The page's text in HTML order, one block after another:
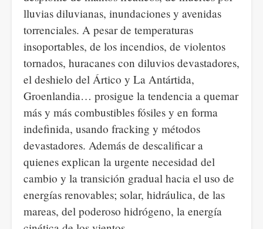
lluvias diluvianas, inundaciones y avenidas
torrenciales. A pesar de temperaturas
insoportables, de los incendios, de violentos
tornados, huracanes con diluvios devastadores,
el deshielo del Ártico y La Antártida,
Groenlandia… prosigue la tendencia a quemar
más y más combustibles fósiles y en forma
indefinida, usando fracking y métodos
devastadores. Además de descalificar a
quienes explican la urgente necesidad del
cambio y la transición gradual hacia el uso de
energías renovables; solar, hidráulica, de las
mareas, del poderoso hidrógeno, la energía